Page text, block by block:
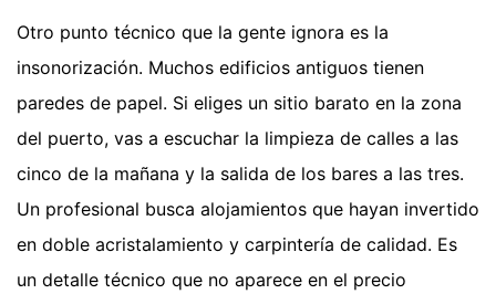
Otro punto técnico que la gente ignora es la
insonorización. Muchos edificios antiguos tienen
paredes de papel. Si eliges un sitio barato en la zona
del puerto, vas a escuchar la limpieza de calles a las
cinco de la mañana y la salida de los bares a las tres.
Un profesional busca alojamientos que hayan invertido
en doble acristalamiento y carpintería de calidad. Es
un detalle técnico que no aparece en el precio